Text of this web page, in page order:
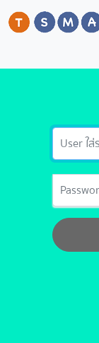
Email
Password